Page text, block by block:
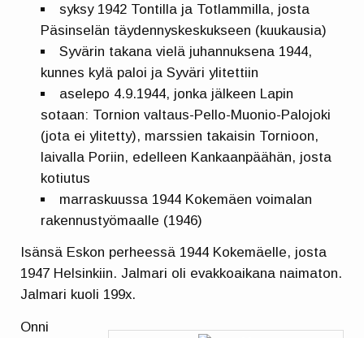
syksy 1942 Tontilla ja Totlammilla, josta
Päsinselän täydennyskeskukseen (kuukausia)
Syvärin takana vielä juhannuksena 1944,
kunnes kylä paloi ja Syväri ylitettiin
aselepo 4.9.1944, jonka jälkeen Lapin
sotaan: Tornion valtaus-Pello-Muonio-Palojoki
(jota ei ylitetty), marssien takaisin Tornioon,
laivalla Poriin, edelleen Kankaanpäähän, josta
kotiutus
marraskuussa 1944 Kokemäen voimalan
rakennustyömaalle (1946)
Isänsä Eskon perheessä 1944 Kokemäelle, josta
1947 Helsinkiin. Jalmari oli evakkoaikana naimaton.
Jalmari kuoli 199x.
Onni